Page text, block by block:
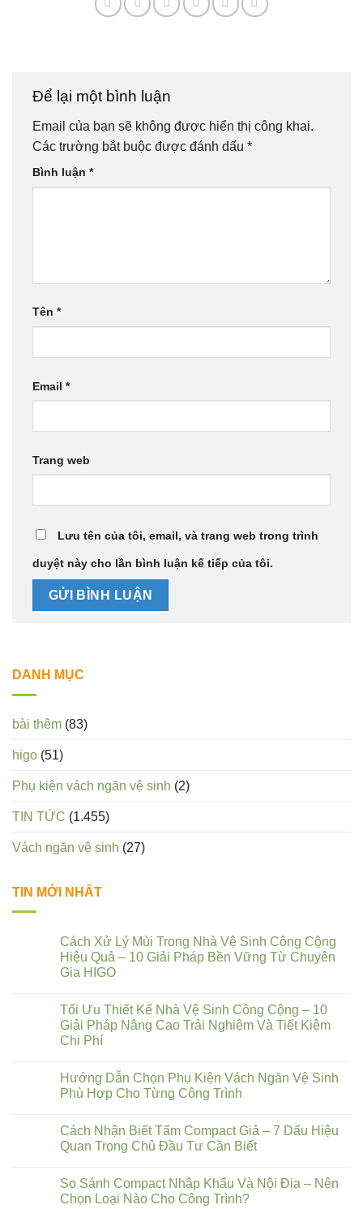
Để lại một bình luận
Email của bạn sẽ không được hiển thị công khai.
Các trường bắt buộc được đánh dấu *
Bình luận *
Tên *
Email *
Trang web
Lưu tên của tôi, email, và trang web trong trình
duyệt này cho lần bình luận kế tiếp của tôi.
DANH MỤC
bài thêm (83)
higo (51)
Phụ kiện vách ngăn vệ sinh (2)
TIN TỨC (1.455)
Vách ngăn vệ sinh (27)
TIN MỚI NHẤT
Cách Xử Lý Mùi Trong Nhà Vệ Sinh Công Cộng
Hiệu Quả – 10 Giải Pháp Bền Vững Từ Chuyên
Gia HIGO
Tối Ưu Thiết Kế Nhà Vệ Sinh Công Cộng – 10
Giải Pháp Nâng Cao Trải Nghiệm Và Tiết Kiệm
Chi Phí
Hướng Dẫn Chọn Phụ Kiện Vách Ngăn Vệ Sinh
Phù Hợp Cho Từng Công Trình
Cách Nhận Biết Tấm Compact Giả – 7 Dấu Hiệu
Quan Trọng Chủ Đầu Tư Cần Biết
So Sánh Compact Nhập Khẩu Và Nội Địa – Nên
Chọn Loại Nào Cho Công Trình?